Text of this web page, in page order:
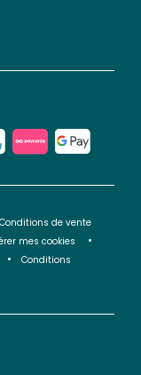
Conditions de vente
mes cookies
Conditions